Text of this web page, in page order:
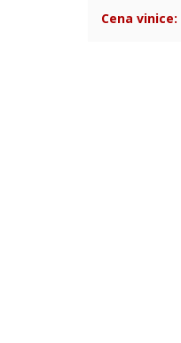
Cena vinice: